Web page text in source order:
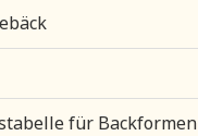
für Backformen